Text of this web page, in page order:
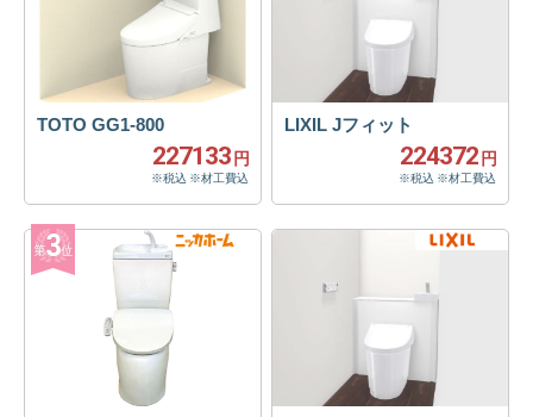
TOTO GG1-800
227133円
※税込 ※材工費込
LIXIL Jフィット
224372円
※税込 ※材工費込